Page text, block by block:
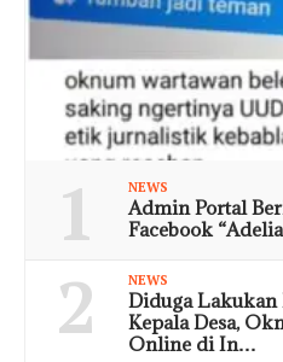
1 NEWS
Admin Portal
Facebook
2 NEWS
Diduga Lakukan
Kepala Desa,
Online di In…